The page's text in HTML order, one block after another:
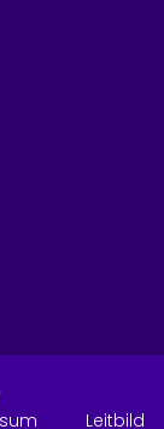
Leitbild